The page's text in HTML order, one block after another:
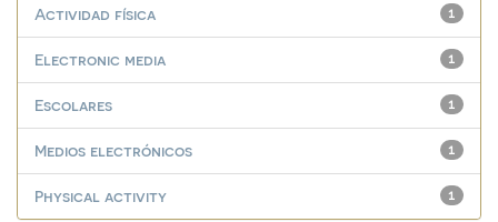
1
Actividad física
1
Electronic media
1
Escolares
1
Medios electrónicos
1
Physical activity